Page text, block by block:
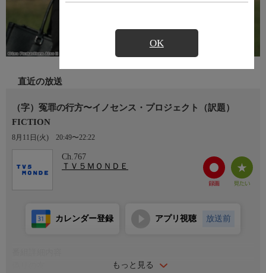
OK
直近の放送
（字）冤罪の行方〜イノセンス・プロジェクト（訳題）
FICTION
8月11日(火) 20:49〜22:22
Ch.767
ＴＶ５ＭＯＮＤＥ
もっと見る
カレンダー登録 アプリ視聴 放送前